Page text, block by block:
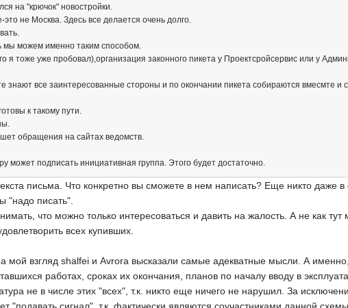
на "крючок" новостройки.
не Москва. Здесь все делается очень долго.
мы можем именно таким способом.
я тоже уже пробовал),организация законного пикета у Проектсройсервис или у
знают все заинтересованные стороны и по окончании пикета собираются вмесмте и
к такому пути.
обращения на сайтах ведомств.
может подписать инициативная группа. Этого будет достаточно.
письма. Что конкретно вы сможете в нем написать? Еще никто даже в
"надо писать".
что можно только интересоваться и давить на жалость. А не как тут
всех купивших.
мой взгляд shalfei и Avrora высказали самые адекватные мысли. А
работах, сроках их окончания, планов по началу вводу в
не в числе этих "всех", т.к. никто еще ничего не нарушил. За